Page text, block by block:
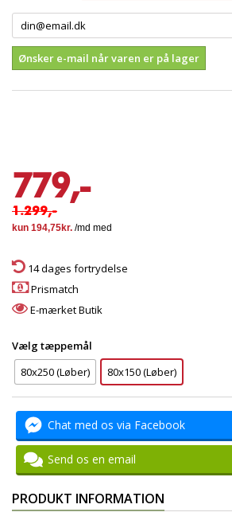
Ønsker e-mail når varen er på lager
779,-
1.299,-
14 dages fortrydelse
Prismatch
E-mærket Butik
Vælg tæppemål
80x250 (Løber)
80x150 (Løber)
Chat med os via Facebook
Send os en email
PRODUKT INFORMATION